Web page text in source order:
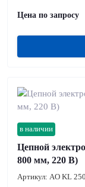
Цена по запросу
в наличии
Цепной
800 мм, 220 В)
Артикул: AO KL